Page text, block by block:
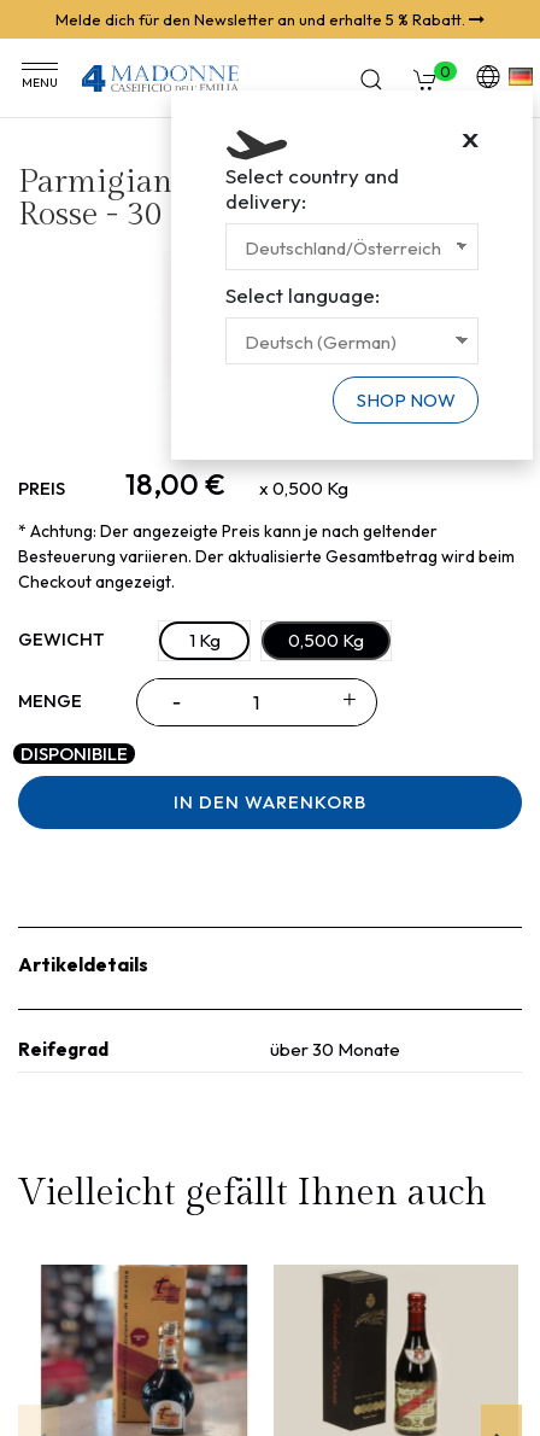
Melde dich für den Newsletter an und erhalte 5 % Rabatt.
MENU
0
X
Select country and
delivery:
Select language:
SHOP NOW
Artikeldetails
Reifegrad über 30 Monate
Parmigiano Reggiano Vacche
Rosse - 30 Monate gereift
PREIS 18,00 € x 0,500 Kg
* Achtung: Der angezeigte Preis kann je nach geltender
Besteuerung variieren. Der aktualisierte Gesamtbetrag wird beim
Checkout angezeigt.
GEWICHT 1 Kg 0,500 Kg
MENGE
DISPONIBILE
IN DEN WARENKORB
Vielleicht gefällt Ihnen auch